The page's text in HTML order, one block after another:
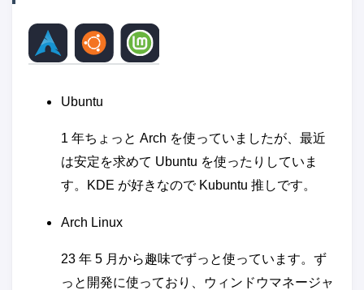
Ubuntu
1 年ちょっと Arch を使っていましたが、最近
は安定を求めて Ubuntu を使ったりしていま
す。KDE が好きなので Kubuntu 推しです。
Arch Linux
23 年 5 月から趣味でずっと使っています。ず
っと開発に使っており、ウィンドウマネージャ